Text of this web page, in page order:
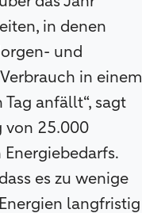
in denen
und
in einem
anfällt“, sagt
von 25.000
es zu wenige
langfristig